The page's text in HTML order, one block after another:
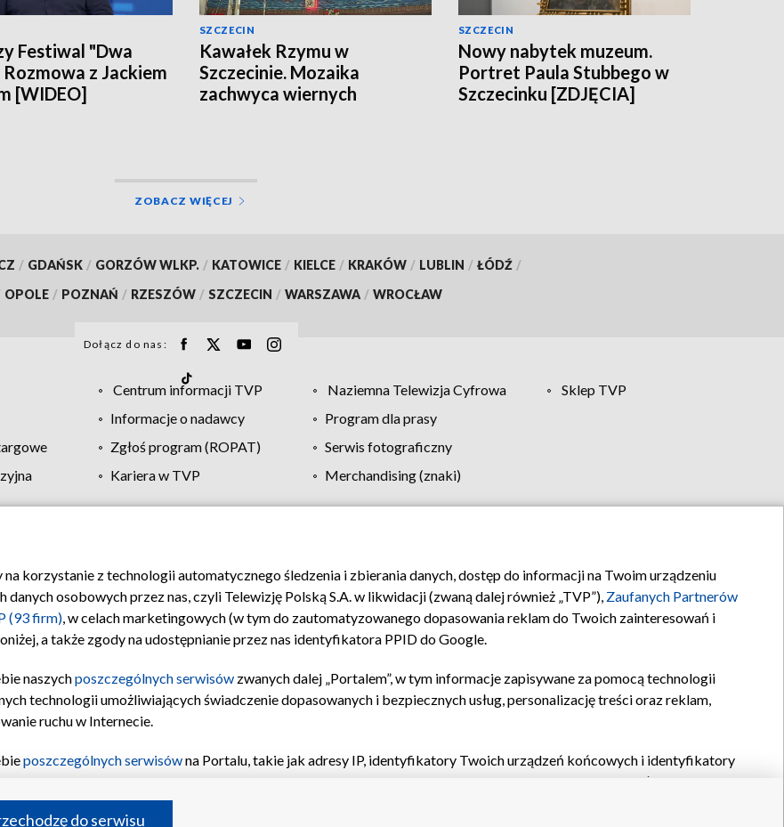
Festiwal "Dwa
Rozmowa z Jackiem
[WIDEO]
SZCZECIN
Kawałek Rzymu w
Szczecinie. Mozaika
zachwyca wiernych
SZCZECIN
Nowy nabytek muzeum.
Portret Paula Stubbego w
Szczecinku [ZDJĘCIA]
ZOBACZ WIĘCEJ
/ GDAŃSK / GORZÓW WLKP. / KATOWICE / KIELCE / KRAKÓW / LUBLIN / ŁÓDŹ /
OPOLE / POZNAŃ / RZESZÓW / SZCZECIN / WARSZAWA / WROCŁAW
Dołącz do nas:
Centrum informacji TVP Naziemna Telewizja Cyfrowa
Sklep TVP
Informacje o nadawcy
Program dla prasy
Zgłoś program (ROPAT)
Serwis fotograficzny
Kariera w TVP
Merchandising (znaki)
prywatności Moje zgody Pomoc Biuro reklamy Kontakt
korzystanie z technologii automatycznego śledzenia i zbierania danych, dostęp do informacji na Twoim urządzeniu
osobowych przez nas, czyli Telewizję Polską S.A. w likwidacji (zwaną dalej również „TVP”), Zaufanych Partnerów
(93 firm), w celach marketingowych (w tym do zautomatyzowanego dopasowania reklam do Twoich zainteresowań i
a także zgody na udostępnianie przez nas identyfikatora PPID do Google.
naszychposzczególnych serwisów zwanych dalej „Portalem”, w tym informacje zapisywane za pomocą technologii
technologii umożliwiających świadczenie dopasowanych i bezpiecznych usług, personalizację treści oraz reklam,
ruchu w Internecie.
poszczególnych serwisówna Portalu, takie jak adresy IP, identyfikatory Twoich urządzeń końcowych i identyfikatory
oraz pozostałych
informacji na urządzeniu lub dostęp do nich, wyboru podstawowych reklam, wyboru spersonalizowanych
do serwisu